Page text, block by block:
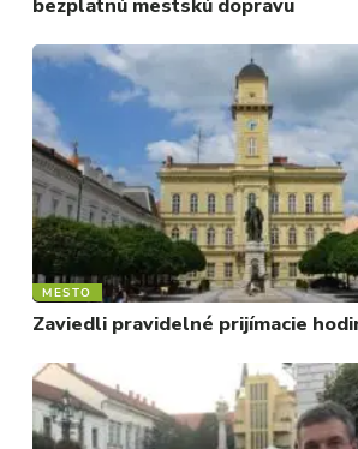
bezplatnú mestskú dopravu
MESTO
Zaviedli pravidelné prijímacie